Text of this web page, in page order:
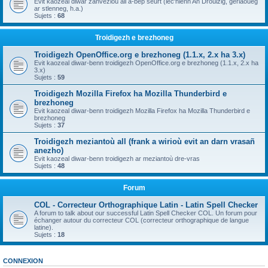
ar stlenneg, h.a.)
Sujets : 68
Troidigezh e brezhoneg
Troidigezh OpenOffice.org e brezhoneg (1.1.x, 2.x ha 3.x)
Evit kaozeal diwar-benn troidigezh OpenOffice.org e brezhoneg (1.1.x, 2.x ha
3.x)
Sujets : 59
Troidigezh Mozilla Firefox ha Mozilla Thunderbird e
brezhoneg
Evit kaozeal diwar-benn troidigezh Mozilla Firefox ha Mozilla Thunderbird e
brezhoneg
Sujets : 37
Troidigezh meziantoù all (frank a wirioù evit an darn vrasañ
anezho)
Evit kaozeal diwar-benn troidigezh ar meziantoù dre-vras
Sujets : 48
Forum
COL - Correcteur Orthographique Latin - Latin Spell Checker
A forum to talk about our successful Latin Spell Checker COL. Un forum pour
échanger autour du correcteur COL (correcteur orthographique de langue
latine).
Sujets : 18
CONNEXION